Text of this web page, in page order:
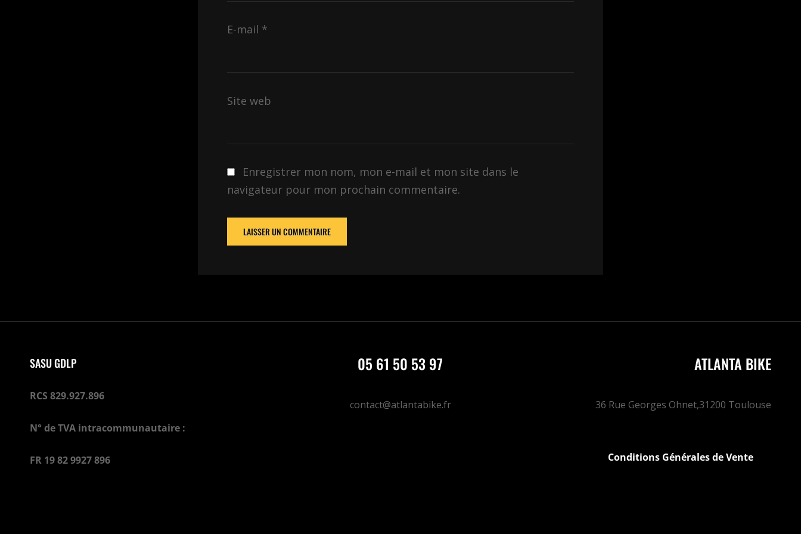
E-mail *
Site web
Enregistrer mon nom, mon e-mail et mon site dans le
navigateur pour mon prochain commentaire.
SASU GDLP
RCS 829.927.896
N° de TVA intracommunautaire :
FR 19 82 9927 896
05 61 50 53 97
contact@atlantabike.fr
ATLANTA BIKE
36 Rue Georges Ohnet,31200 Toulouse
Conditions Générales de Vente